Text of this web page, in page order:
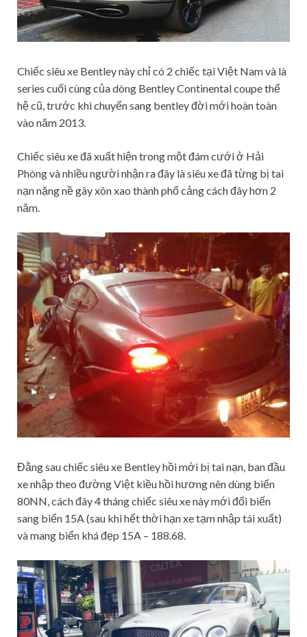
Chiếc siêu xe Bentley này chỉ có 2 chiếc tại Việt Nam và là
series cuối cùng của dòng Bentley Continental coupe thế
hệ cũ, trước khi chuyển sang bentley đời mới hoàn toàn
vào năm 2013.
Chiếc siêu xe đã xuất hiện trong một đám cưới ở Hải
Phòng và nhiều người nhận ra đây là siêu xe đã từng bị tai
nạn nặng nề gây xôn xao thành phố cảng cách đây hơn 2
năm.
Đằng sau chiếc siêu xe Bentley hồi mới bị tai nạn, ban đầu
xe nhập theo đường Việt kiều hồi hương nên dùng biển
80NN, cách đây 4 tháng chiếc siêu xe này mới đổi biển
sang biển 15A (sau khi hết thời hạn xe tạm nhập tái xuất)
và mang biển khá đẹp 15A – 188.68.